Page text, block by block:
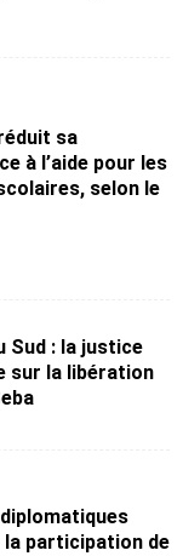
sa
à l’aide pour les
selon le
Sud : la justice
sur la libération
la participation de